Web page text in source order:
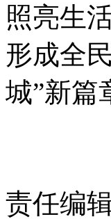
照亮生
形成全
城”新篇
责任编